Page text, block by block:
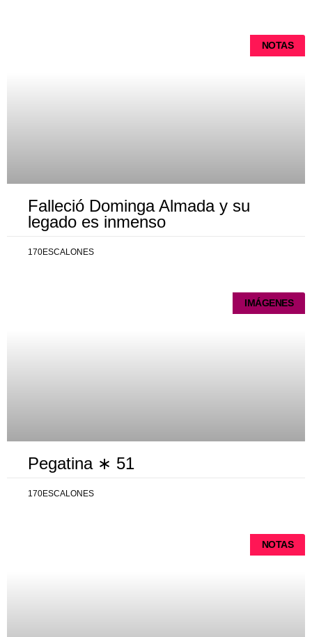
NOTAS
Falleció Dominga Almada y su
legado es inmenso
170ESCALONES
IMÁGENES
Pegatina ∗ 51
170ESCALONES
NOTAS